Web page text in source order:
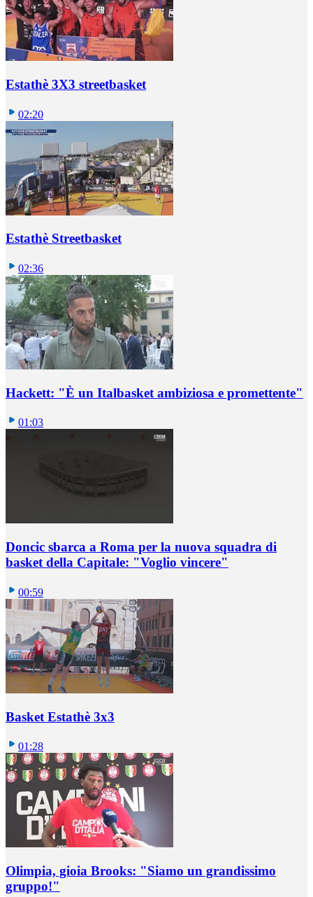
Estathè 3X3 streetbasket
02:20
Estathè Streetbasket
02:36
Hackett: "È un Italbasket ambiziosa e promettente"
01:03
Doncic sbarca a Roma per la nuova squadra di
basket della Capitale: "Voglio vincere"
00:59
Basket Estathè 3x3
01:28
Olimpia, gioia Brooks: "Siamo un grandissimo
gruppo!"